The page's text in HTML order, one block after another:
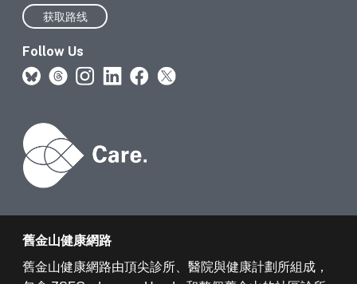
获取路线
Follow Us
舊金山健康網路
舊金山健康網路由頂尖診所、醫院與健康計劃所組成，